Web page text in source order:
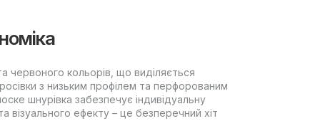
червоного кольорів, що виділяється
з низьким профілем та перфорованим
шнурівка забезпечує індивідуальну
візуального ефекту – це безперечний хіт